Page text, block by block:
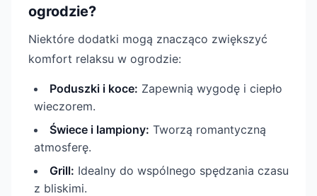
ogrodzie?
Niektóre dodatki mogą znacząco zwiększyć
komfort relaksu w ogrodzie:
Poduszki i koce: Zapewnią wygodę i ciepło
wieczorem.
Świece i lampiony: Tworzą romantyczną
atmosferę.
Grill: Idealny do wspólnego spędzania czasu
z bliskimi.